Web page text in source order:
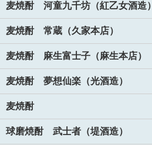
麦焼酎 河童九千坊（紅乙女酒造）
麦焼酎 常蔵（久家本店）
麦焼酎 麻生富士子（麻生本店）
麦焼酎 夢想仙楽（光酒造）
麦焼酎
球磨焼酎 武士者（堤酒造）